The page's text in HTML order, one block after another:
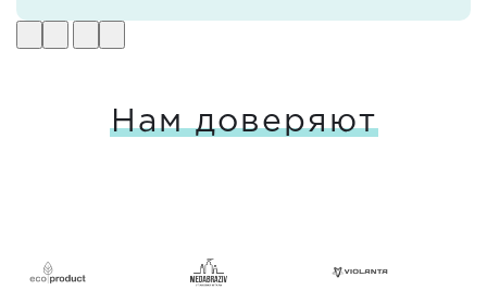
виде.
Нам доверяют